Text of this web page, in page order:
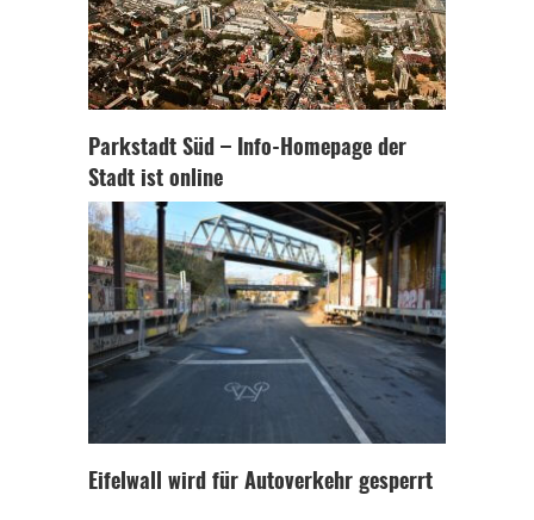
Parkstadt Süd – Info-Homepage der
Stadt ist online
Eifelwall wird für Autoverkehr gesperrt